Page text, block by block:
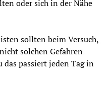
oder sich in der Nähe
sollten beim Versuch,
solchen Gefahren
das passiert jeden Tag in